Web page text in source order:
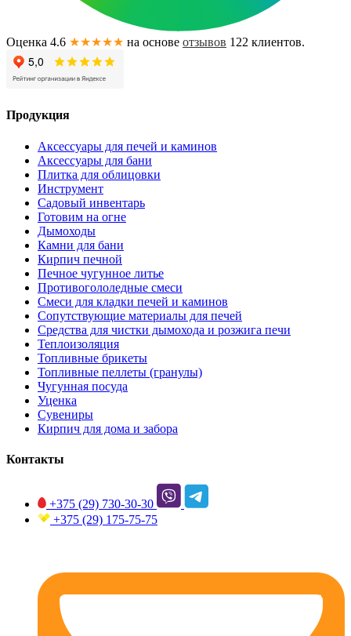
Оценка 4.6 ★★★★★ на основе отзывов 122 клиентов.
Продукция
Аксессуары для печей и каминов
Аксессуары для бани
Плитка для облицовки
Инструмент
Садовый инвентарь
Готовим на огне
Дымоходы
Камни для бани
Кирпич печной
Печное чугунное литье
Противогололедные смеси
Смеси для кладки печей и каминов
Сопутствующие материалы для печей
Средства для чистки дымохода и розжига печи
Теплоизоляция
Топливные брикеты
Топливные пеллеты (гранулы)
Чугунная посуда
Уценка
Сувениры
Кирпич для дома и забора
Контакты
+375 (29) 730-30-30
+375 (29) 175-75-75